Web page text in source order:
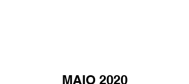
MAIO 2020